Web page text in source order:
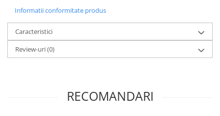
Informatii conformitate produs
Caracteristici
Review-uri(0)
RECOMANDARI